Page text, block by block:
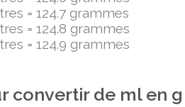
= 124.7 grammes
= 124.8 grammes
= 124.9 grammes
convertir de ml en g